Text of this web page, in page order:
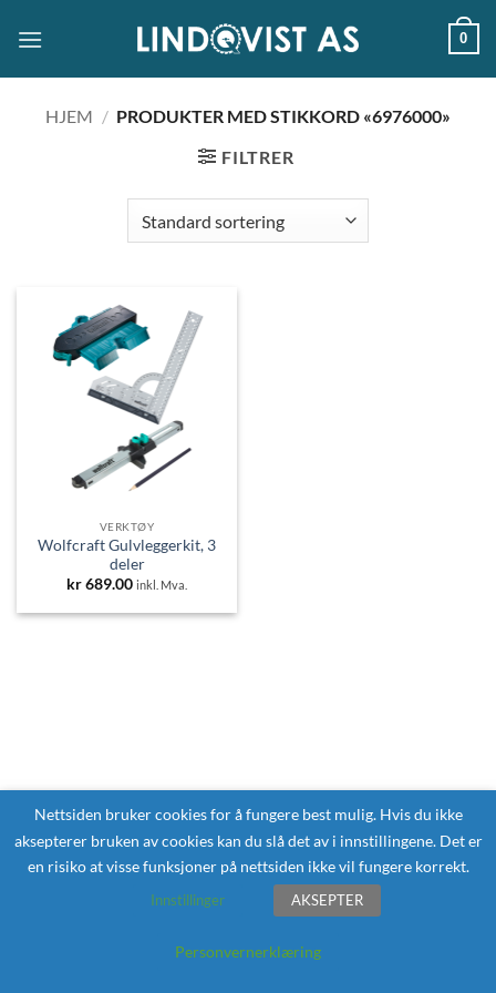
0
HJEM / PRODUKTER MED STIKKORD «6976000»
FILTRER
VERKTØY
Wolfcraft Gulvleggerkit, 3
deler
kr689.00 inkl. Mva.
Nettsiden bruker cookies for å fungere best mulig. Hvis du ikke
aksepterer bruken av cookies kan du slå det av i innstillingene. Det er
en risiko at visse funksjoner på nettsiden ikke vil fungere korrekt.
Innstillinger AKSEPTER
Personvernerklæring